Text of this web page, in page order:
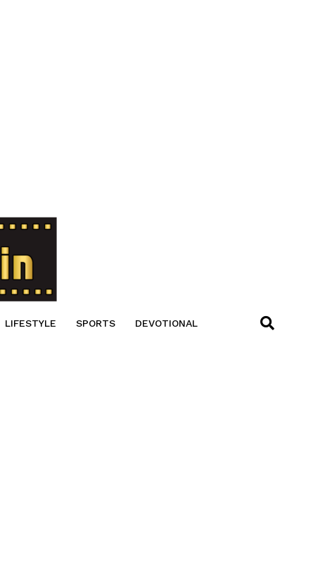
LIFESTYLE SPORTS DEVOTIONAL